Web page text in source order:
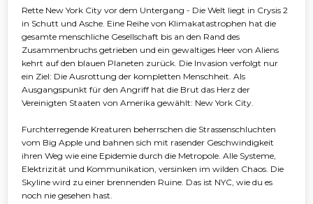
Rette New York City vor dem Untergang - Die Welt liegt in Crysis 2
in Schutt und Asche. Eine Reihe von Klimakatastrophen hat die
gesamte menschliche Gesellschaft bis an den Rand des
Zusammenbruchs getrieben und ein gewaltiges Heer von Aliens
kehrt auf den blauen Planeten zurück. Die Invasion verfolgt nur
ein Ziel: Die Ausrottung der kompletten Menschheit. Als
Ausgangspunkt für den Angriff hat die Brut das Herz der
Vereinigten Staaten von Amerika gewählt: New York City.
Furchterregende Kreaturen beherrschen die Strassenschluchten
vom Big Apple und bahnen sich mit rasender Geschwindigkeit
ihren Weg wie eine Epidemie durch die Metropole. Alle Systeme,
Elektrizität und Kommunikation, versinken im wilden Chaos. Die
Skyline wird zu einer brennenden Ruine. Das ist NYC, wie du es
noch nie gesehen hast.